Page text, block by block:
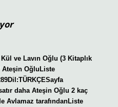
ve Lavın Oğlu (3 Kitaplık
Ateşin OğluListe
daha Ateşin Oğlu 2 kaç
Avlamaz tarafındanListe